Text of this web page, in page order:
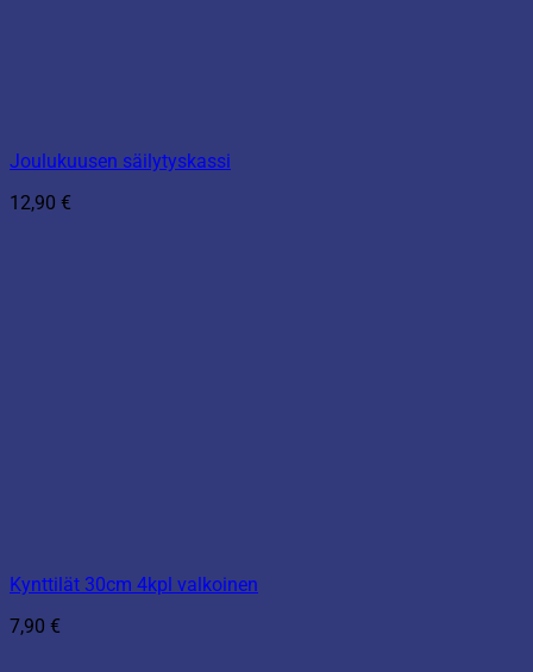
Joulukuusen säilytyskassi
12,90 €
Kynttilät 30cm 4kpl valkoinen
7,90 €